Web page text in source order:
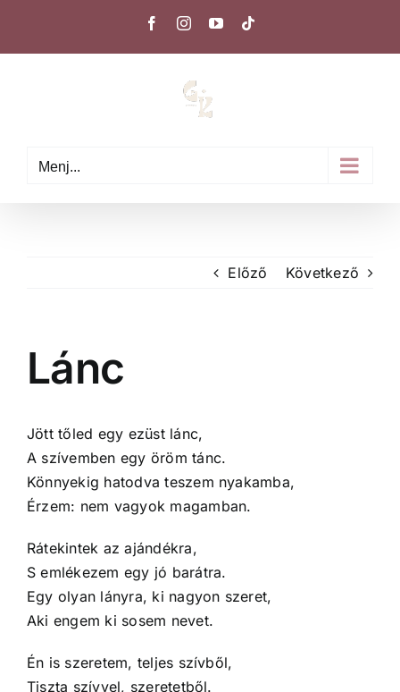
FacebookInstagramYouTube
Menj...
Előző Következő
Lánc
Jött tőled egy ezüst lánc,
A szívemben egy öröm tánc.
Könnyekig hatodva teszem nyakamba,
Érzem: nem vagyok magamban.
Rátekintek az ajándékra,
S emlékezem egy jó barátra.
Egy olyan lányra, ki nagyon szeret,
Aki engem ki sosem nevet.
Én is szeretem, teljes szívből,
Tiszta szívvel, szeretetből.